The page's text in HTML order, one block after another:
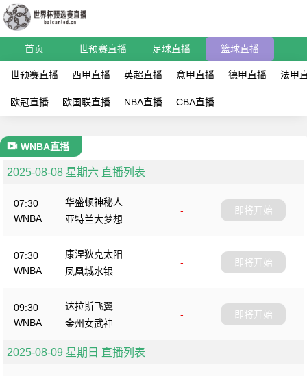
首页 世预赛直播 足球直播 篮球直播
世预赛直播 西甲直播 英超直播 意甲直播 德甲直播 法甲
欧冠直播 欧国联直播 NBA直播 CBA直播
WNBA直播
2025-08-08 星期六 直播列表
07:30
WNBA
华盛顿神秘人
-
亚特兰大梦想
即将开始
07:30
WNBA
康涅狄克太阳
-
凤凰城水银
即将开始
09:30
WNBA
达拉斯飞翼
-
金州女武神
即将开始
2025-08-09 星期日 直播列表